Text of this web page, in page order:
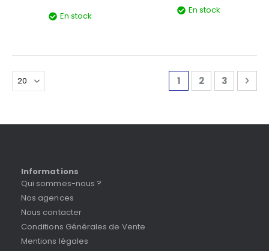
En stock
En stock
Page
Vous lisez
1 Page
2 Page
3
Informations
Qui sommes-nous ?
Nos agences
Nous contacter
Conditions Générales de Vente
Mentions légales